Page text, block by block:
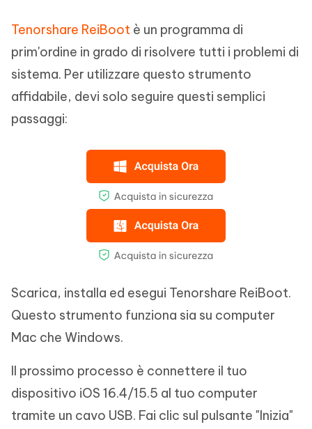
Tenorshare ReiBoot è un programma di
prim'ordine in grado di risolvere tutti i problemi di
sistema. Per utilizzare questo strumento
affidabile, devi solo seguire questi semplici
passaggi:
Scarica, installa ed esegui Tenorshare ReiBoot.
Questo strumento funziona sia su computer
Mac che Windows.
Il prossimo processo è connettere il tuo
dispositivo iOS 16.4/15.5 al tuo computer
tramite un cavo USB. Fai clic sul pulsante "Inizia"